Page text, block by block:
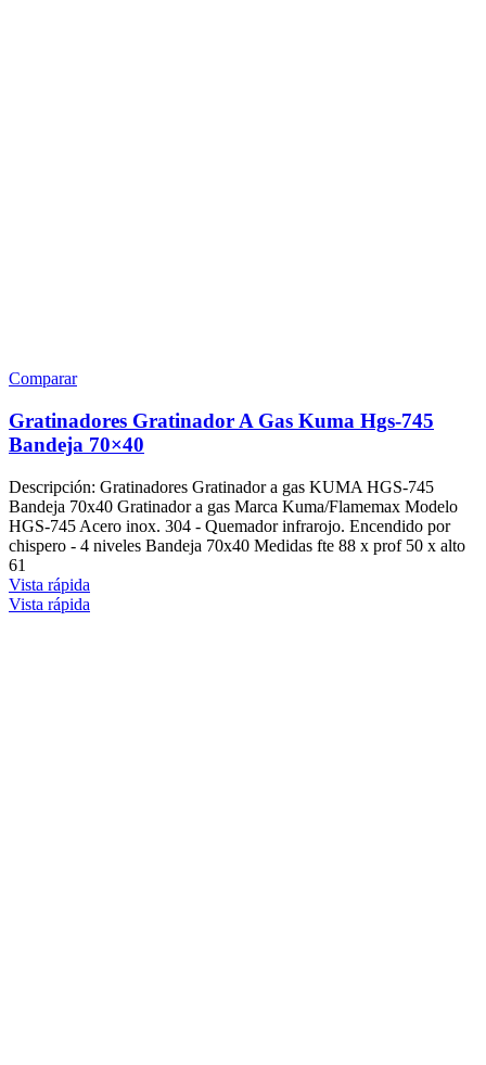
Comparar
Gratinadores Gratinador A Gas Kuma Hgs-745
Bandeja 70×40
Descripción: Gratinadores Gratinador a gas KUMA HGS-745
Bandeja 70x40 Gratinador a gas Marca Kuma/Flamemax Modelo
HGS-745 Acero inox. 304 - Quemador infrarojo. Encendido por
chispero - 4 niveles Bandeja 70x40 Medidas fte 88 x prof 50 x alto
61
Vista rápida
Vista rápida